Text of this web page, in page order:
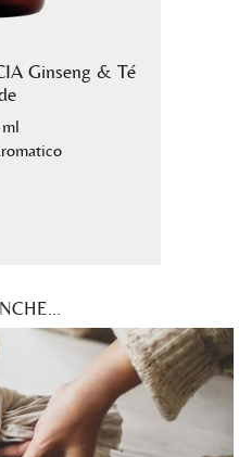
Ginseng & Té